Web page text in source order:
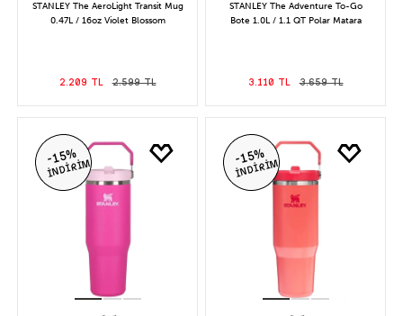
STANLEY The AeroLight Transit Mug
0.47L / 16oz Violet Blossom
2.209 TL 2.599 TL
STANLEY The Adventure To-Go
Bote 1.0L / 1.1 QT Polar Matara
3.110 TL 3.659 TL
-15%
İNDİRİM
-15%
İNDİRİM